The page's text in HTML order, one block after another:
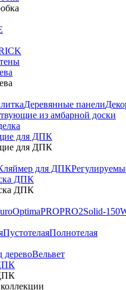
Деревянные панели
из амбарной доски
для ДПК
для ДПК
для ДПК
ДПК
ДПК
OptimaPROPRO2Solid-150
ПустотелаяПолнотелая
деревоВельвет